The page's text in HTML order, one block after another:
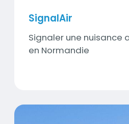
SignalAir
Sous-
titre
Signaler une nuisance
en Normandie
Contenu
Titre
Historique des incidents